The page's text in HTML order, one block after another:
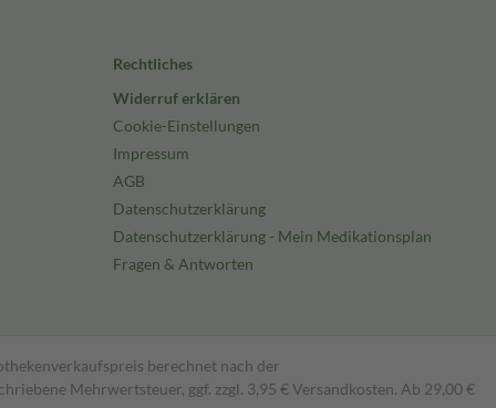
Rechtliches
Widerruf erklären
Cookie-Einstellungen
Impressum
AGB
Datenschutzerklärung
Datenschutzerklärung - Mein Medikationsplan
Fragen & Antworten
berechnet nach der
Mehrwertsteuer, ggf. zzgl. 3,95 € Versandkosten. Ab 29,00 €